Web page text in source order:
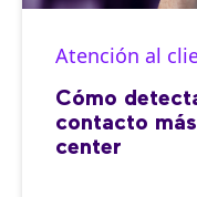
Atención al
Cómo
contacto
center